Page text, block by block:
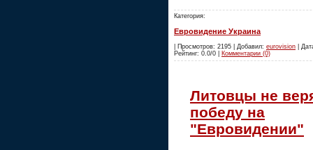
Категория:
Евровидение Украина
| Просмотров: 2195 | Добавил: eurovision |
Рейтинг: 0.0/0 | Комментарии (0)
Литовцы не
победу на
"Евровидении"